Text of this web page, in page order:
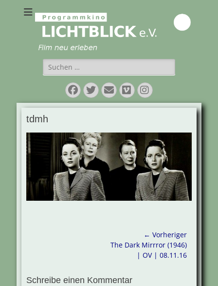
Programmkino
Lichtblick e.V.
Suchen
nach:
Facebook
Twitter
E-
Mail
VimeoInstagram
tdmh
← Vorheriger
Vorheriger
The Dark Mirrror (1946)
| OV | 08.11.16
Schreibe einen Kommentar